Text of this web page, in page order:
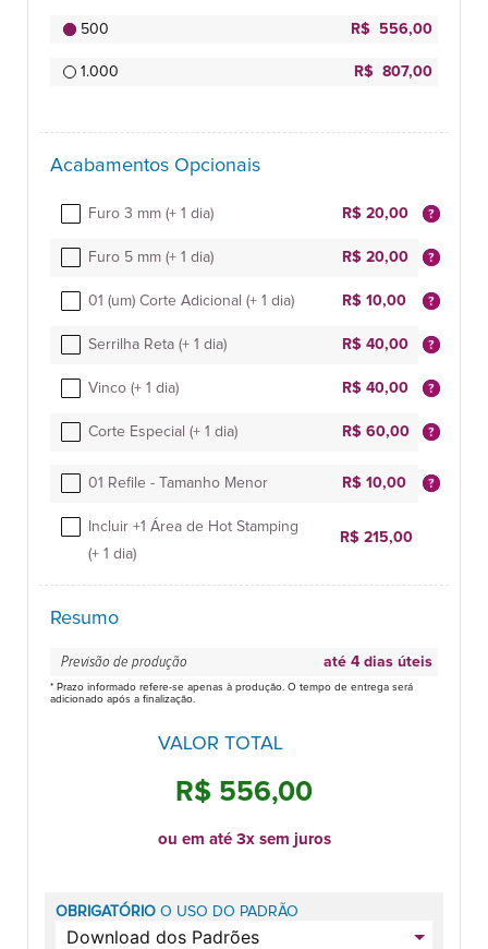
500 R$ 556,00
1.000 R$ 807,00
Acabamentos Opcionais
Furo 3 mm (+ 1 dia) R$ 20,00
Furo 5 mm (+ 1 dia) R$ 20,00
01 (um) Corte Adicional (+ 1 dia) R$ 10,00
Serrilha Reta (+ 1 dia) R$ 40,00
Vinco (+ 1 dia) R$ 40,00
Corte Especial (+ 1 dia) R$ 60,00
01 Refile - Tamanho Menor R$ 10,00
Incluir +1 Área de Hot Stamping
(+ 1 dia)
R$ 215,00
Resumo
Previsão de produção até 4 dias úteis
* Prazo informado refere-se apenas à produção. O tempo de entrega será
adicionado após a finalização.
VALOR TOTAL
R$ 556,00
ou em até 3x sem juros
OBRIGATÓRIO O USO DO PADRÃO